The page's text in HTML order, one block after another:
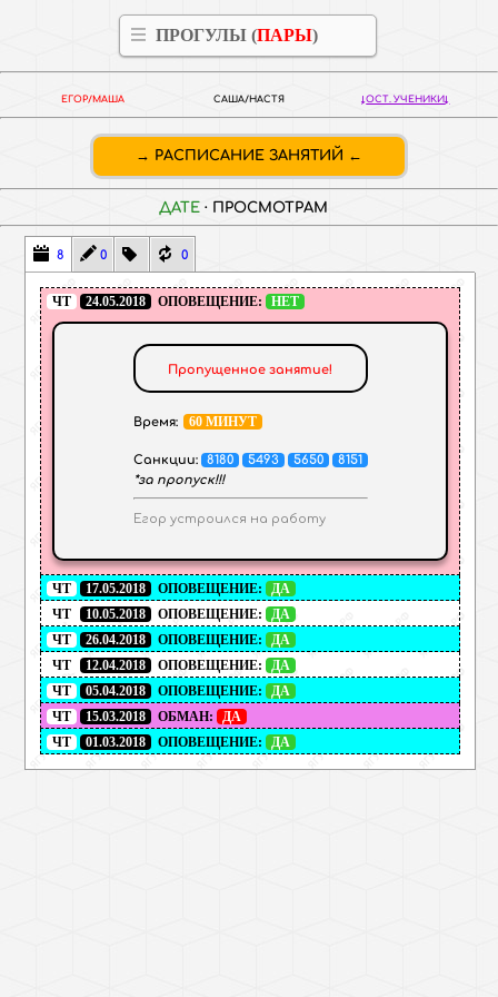
ПРОГУЛЫ (ПАРЫ)
ЕГОР/МАША САША/НАСТЯ ОСТ. УЧЕНИКИ
РАСПИСАНИЕ ЗАНЯТИЙ
ДАТЕ · ПРОСМОТРАМ
8 0 0
ЧТ 24.05.2018 ОПОВЕЩЕНИЕ: НЕТ
Пропущенное занятие!
Время: 60 МИНУТ
Санкции: 8180 5493 5650
8151
*за пропуск!!!
Егор устроился на работу
ЧТ 17.05.2018 ОПОВЕЩЕНИЕ: ДА
ЧТ
10.05.2018 ОПОВЕЩЕНИЕ: ДА
ЧТ
26.04.2018 ОПОВЕЩЕНИЕ: ДА
ЧТ
12.04.2018 ОПОВЕЩЕНИЕ: ДА
ЧТ
05.04.2018 ОПОВЕЩЕНИЕ: ДА
ЧТ
15.03.2018 ОБМАН: ДА
ЧТ
01.03.2018 ОПОВЕЩЕНИЕ: ДА